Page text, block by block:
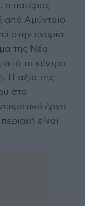
ο πατέρας
από Αμύνταιο
στην ενορία
της Νέα
από το κέντρο
Η αξία της
στο
έργο
είναι